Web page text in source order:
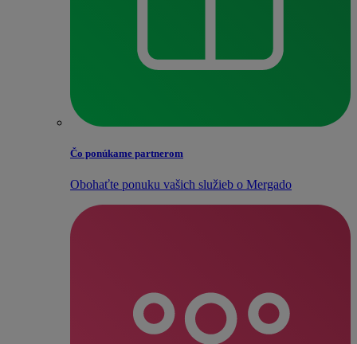
Čo ponúkame partnerom
Obohaťte ponuku vašich služieb o Mergado